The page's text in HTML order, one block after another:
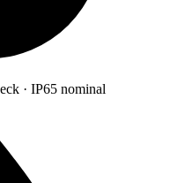
· IP65 nominal